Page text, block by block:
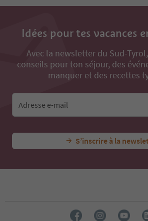
Idées pour tes vacances
Avec la newsletter du Sud-
conseils pour ton séjour, des
manquer et des recettes
Adresse e-mail
S’inscrire à la